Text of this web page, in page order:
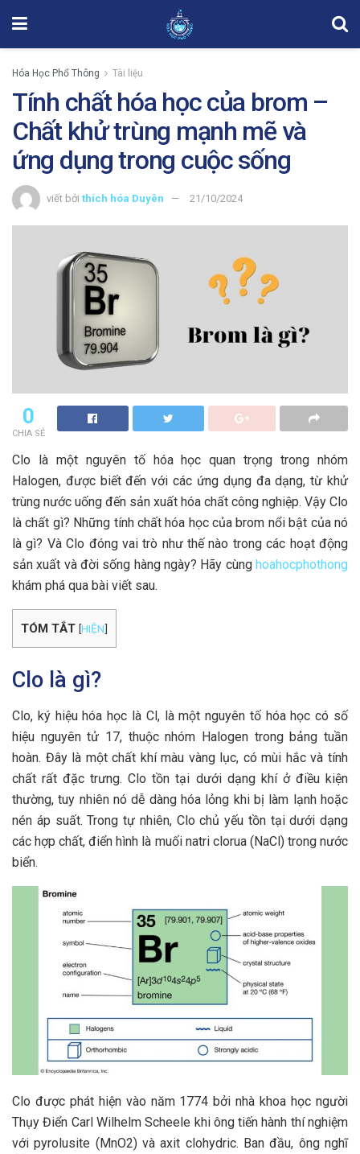
Hóa Học Phổ Thông Tài liệu
Tính chất hóa học của brom –
Chất khử trùng mạnh mẽ và
ứng dụng trong cuộc sống
viết bởi thích hóa Duyên 21/10/2024
0
CHIA SẺ
Clo là một nguyên tố hóa học quan trọng trong nhóm
Halogen, được biết đến với các ứng dụng đa dạng, từ khử
trùng nước uống đến sản xuất hóa chất công nghiệp. Vậy Clo
là chất gì? Những tính chất hóa học của brom nổi bật của nó
là gì? Và Clo đóng vai trò như thế nào trong các hoạt động
sản xuất và đời sống hàng ngày? Hãy cùng hoahocphothong
khám phá qua bài viết sau.
TÓM TẮT [HIỆN]
Clo là gì?
Clo, ký hiệu hóa học là Cl, là một nguyên tố hóa học có số
hiệu nguyên tử 17, thuộc nhóm Halogen trong bảng tuần
hoàn. Đây là một chất khí màu vàng lục, có mùi hắc và tính
chất rất đặc trưng. Clo tồn tại dưới dạng khí ở điều kiện
thường, tuy nhiên nó dễ dàng hóa lỏng khi bị làm lạnh hoặc
nén áp suất. Trong tự nhiên, Clo chủ yếu tồn tại dưới dạng
các hợp chất, điển hình là muối natri clorua (NaCl) trong nước
biển.
Clo được phát hiện vào năm 1774 bởi nhà khoa học người
Thụy Điển Carl Wilhelm Scheele khi ông tiến hành thí nghiệm
với pyrolusite (MnO2) và axit clohydric. Ban đầu, ông nghĩ